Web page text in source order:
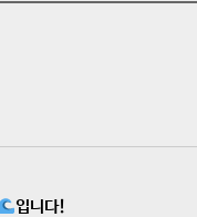
입니다!